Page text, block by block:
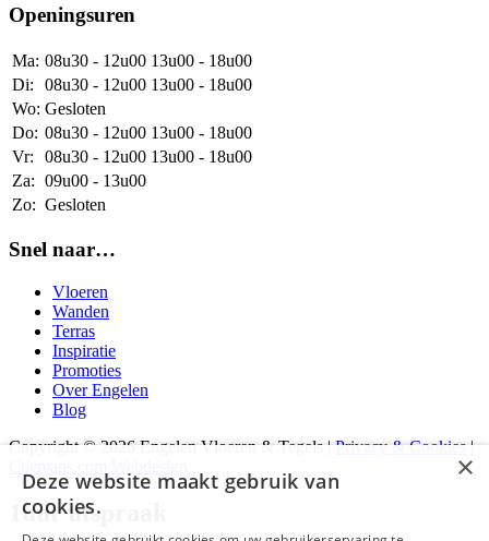
Openingsuren
Ma: 08u30 - 12u00 13u00 - 18u00
Di:
08u30 - 12u00 13u00 - 18u00
Wo: Gesloten
Do: 08u30 - 12u00 13u00 - 18u00
Vr:
08u30 - 12u00 13u00 - 18u00
Za: 09u00 - 13u00
Zo: Gesloten
Snel naar…
Vloeren
Wanden
Terras
Inspiratie
Promoties
Over Engelen
Blog
Copyright © 2026 Engelen Vloeren & Tegels | Privacy & Cookies |
1uur afspraak
×
Deze website maakt gebruik van
cookies.